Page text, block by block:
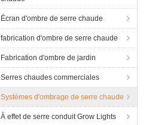
Écran d'ombre de serre chaude
fabrication d'ombre de serre chaude
Fabrication d'ombre de jardin
Serres chaudes commerciales
Systèmes d'ombrage de serre chaude
À effet de serre conduit Grow Lights